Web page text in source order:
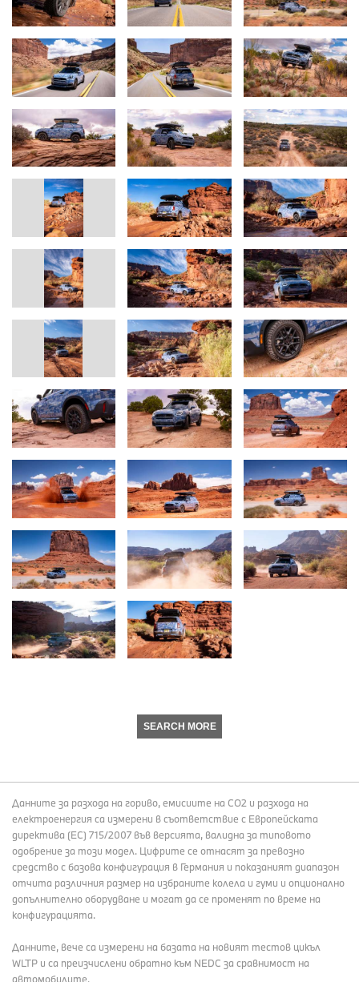
SEARCH MORE
Данните за разхода на гориво, емисиите на СО2 и разхода на
електроенергия са измерени в съответствие с Европейската
директива (EC) 715/2007 във версията, валидна за типовото
одобрение за този модел. Цифрите се отнасят за превозно
средство с базова конфигурация в Германия и показаният диапазон
отчита различния размер на избраните колела и гуми и опционално
допълнително оборудване и могат да се променят по време на
конфигурацията.
Данните, вече са измерени на базата на новият тестов цикъл
WLTP и са преизчислени обратно към NEDC за сравнимост на
автомобилите.